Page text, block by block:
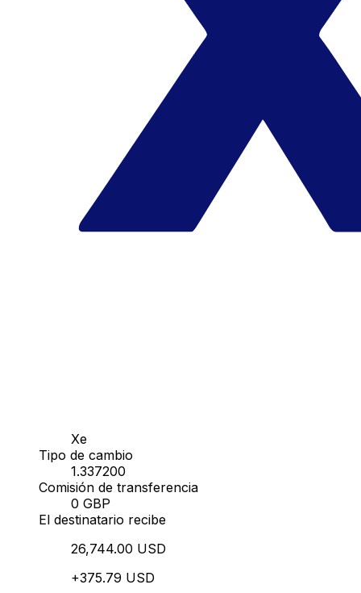
Xe
Tipo de cambio
1.337200
Comisión de transferencia
0 GBP
El destinatario recibe
26,744.00 USD
+375.79 USD